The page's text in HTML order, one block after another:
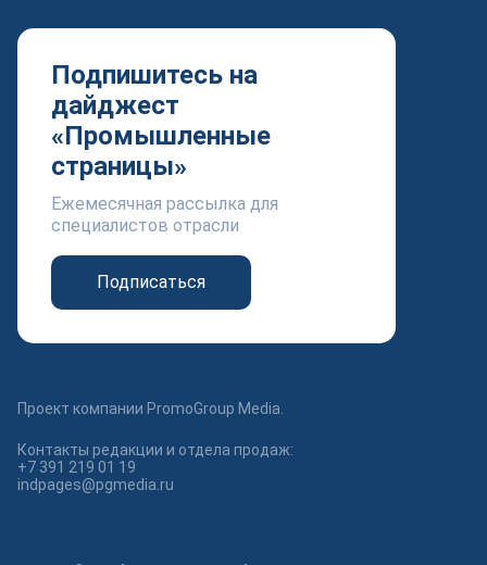
Подпишитесь на
дайджест
«Промышленные
страницы»
Ежемесячная рассылка для
специалистов отрасли
Подписаться
Проект компании PromoGroup Media.
Контакты редакции и отдела продаж:
+7 391 219 01 19
indpages@pgmedia.ru